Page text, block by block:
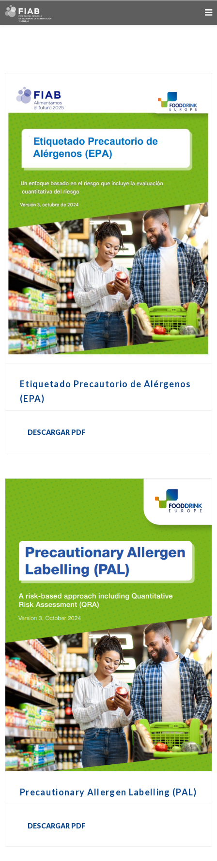
Etiquetado Precautorio de Alérgenos
(EPA)
DESCARGAR PDF
Precautionary Allergen Labelling (PAL)
DESCARGAR PDF